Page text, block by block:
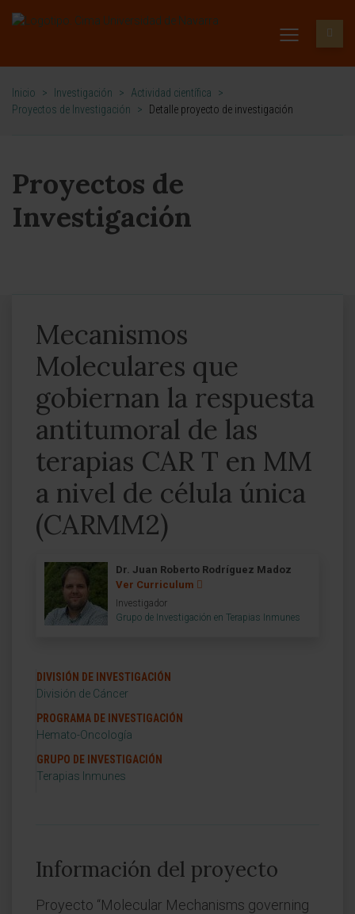
Inicio > Investigación > Actividad científica
>
Proyectos de Investigación
> Detalle proyecto de investigación
Proyectos de
Investigación
Mecanismos
Moleculares que
gobiernan la respuesta
antitumoral de las
terapias CAR T en MM
a nivel de célula única
(CARMM2)
Dr. Juan Roberto Rodríguez Madoz
Ver Curriculum
Investigador
Grupo de Investigación en Terapias Inmunes
DIVISIÓN DE INVESTIGACIÓN
División de Cáncer
PROGRAMA DE INVESTIGACIÓN
Hemato-Oncología
GRUPO DE INVESTIGACIÓN
Terapias Inmunes
Información del proyecto
Proyecto “Molecular Mechanisms governing